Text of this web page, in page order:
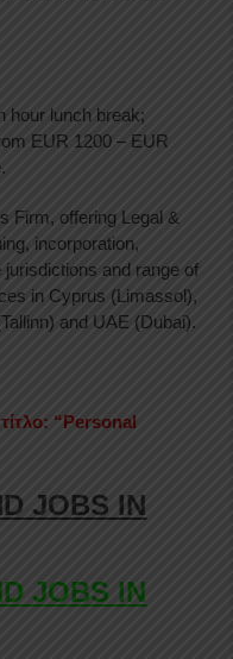
hour lunch break;
EUR 1200 – EUR
Firm, offering Legal &
incorporation,
and range of
in Cyprus (Limassol),
and UAE (Dubai).
“Personal
JOBS IN
JOBS IN